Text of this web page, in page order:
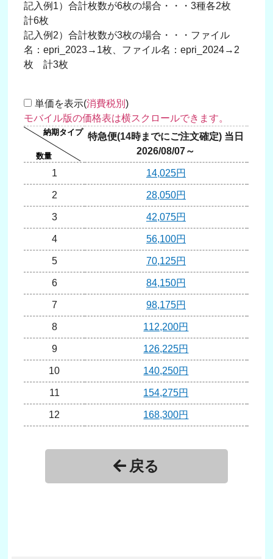
記入例1）合計枚数が6枚の場合・・・3種各2枚
計6枚
記入例2）合計枚数が3枚の場合・・・ファイル
名：epri_2023→1枚、ファイル名：epri_2024→2
枚 計3枚
単価を表示(消費税別)
特急便(14時までにご注文確定) 当日
2026/08/07～
1 14,025円
2 28,050円
3 42,075円
4 56,100円
5 70,125円
6 84,150円
7 98,175円
8 112,200円
9 126,225円
10 140,250円
11 154,275円
12 168,300円
196,350円
戻る